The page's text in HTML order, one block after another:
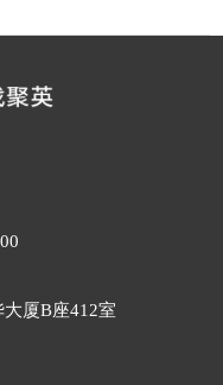
厦B座412室